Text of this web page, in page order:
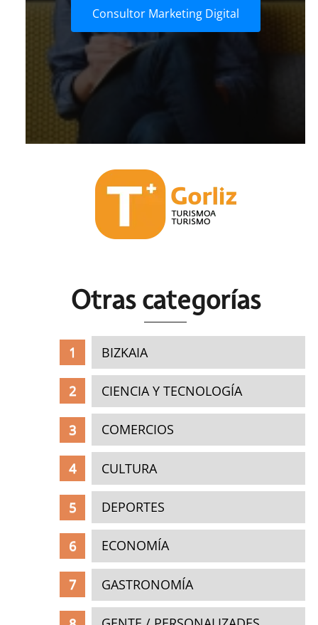
Consultor Marketing Digital
Otras categorías
BIZKAIA
CIENCIA Y TECNOLOGÍA
COMERCIOS
CULTURA
DEPORTES
ECONOMÍA
GASTRONOMÍA